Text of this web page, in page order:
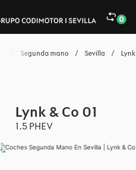
0
Segunda mano / Sevilla /
Lynk & Co 01
1.5 PHEV